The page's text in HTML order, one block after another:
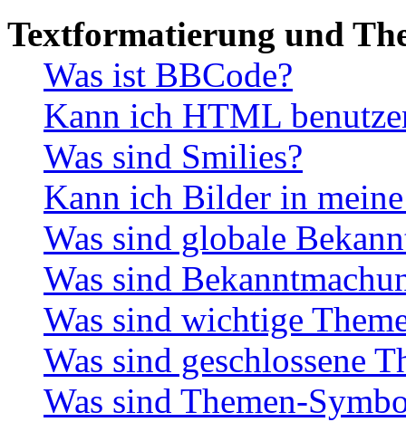
Textformatierung und
Was ist BBCode?
Kann ich HTML
Was sind Smilies?
Kann ich Bilder in
Was sind globale
Was sind
Was sind wichtige
Was sind geschlossene
Was sind Themen-